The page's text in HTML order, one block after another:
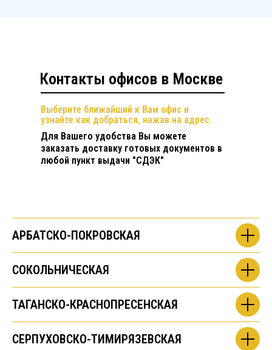
Контакты офисов в Москве
Выберите ближайший к Вам офис и
узнайте как добраться, нажав на адрес.
Для Вашего удобства Вы можете
заказать доставку готовых документов в
любой пункт выдачи "СДЭК"
АРБАТСКО-ПОКРОВСКАЯ
СОКОЛЬНИЧЕСКАЯ
ТАГАНСКО-КРАСНОПРЕСЕНСКАЯ
СЕРПУХОВСКО-ТИМИРЯЗЕВСКАЯ